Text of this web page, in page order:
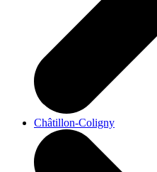
Châtillon-Coligny